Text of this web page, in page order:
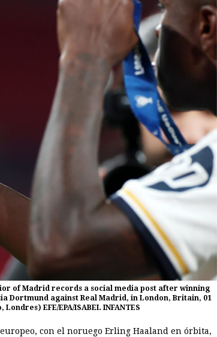
of Madrid records a social media post after winning
Dortmund against Real Madrid, in London, Britain, 01
EFE/EPA/ISABEL INFANTES
con el noruego Erling Haaland en órbita,